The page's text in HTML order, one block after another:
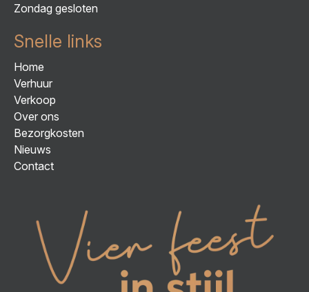
Zondag gesloten
Snelle links
Home
Verhuur
Verkoop
Over ons
Bezorgkosten
Nieuws
Contact